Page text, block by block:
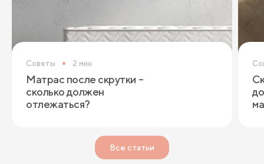
Советы 2 мин
Матрас после скрутки –
сколько должен
отлежаться?
Все статьи